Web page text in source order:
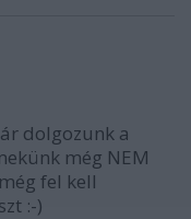
dolgozunk a
még NEM
fel kell
:-)